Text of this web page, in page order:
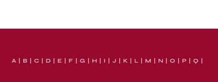
A B C D E F G H I J K L M N O P Q